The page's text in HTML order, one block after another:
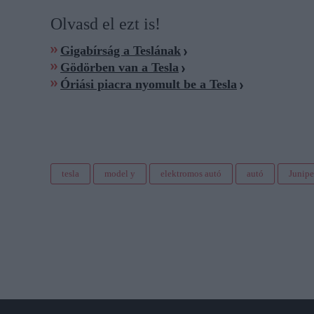
Olvasd el ezt is!
Gigabírság a Teslának
Gödörben van a Tesla
Óriási piacra nyomult be a Tesla
tesla model y elektromos autó autó